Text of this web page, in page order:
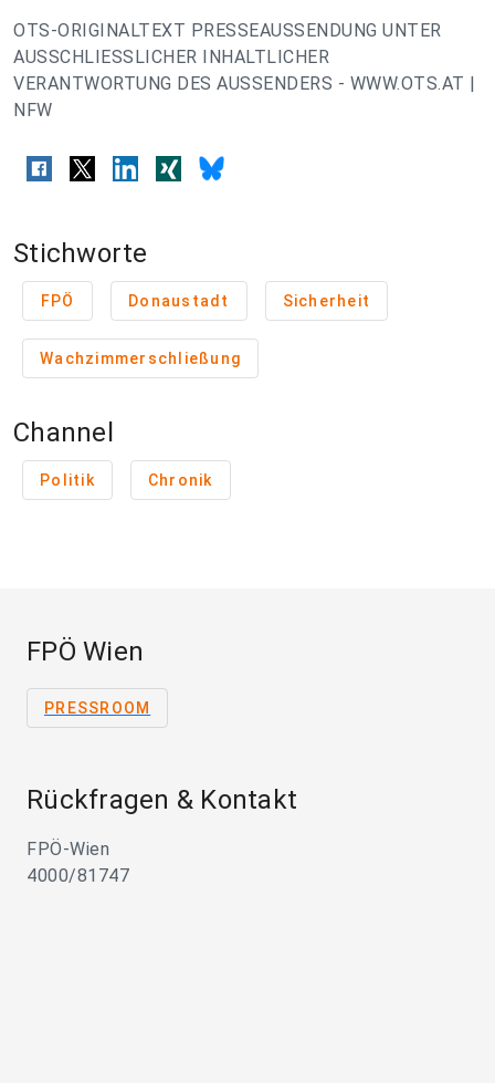
OTS-ORIGINALTEXT PRESSEAUSSENDUNG UNTER
AUSSCHLIESSLICHER INHALTLICHER
VERANTWORTUNG DES AUSSENDERS - WWW.OTS.AT |
NFW
Stichworte
FPÖ Donaustadt Sicherheit
Wachzimmerschließung
Channel
Politik Chronik
FPÖ Wien
PRESSROOM
Rückfragen & Kontakt
FPÖ-Wien
4000/81747